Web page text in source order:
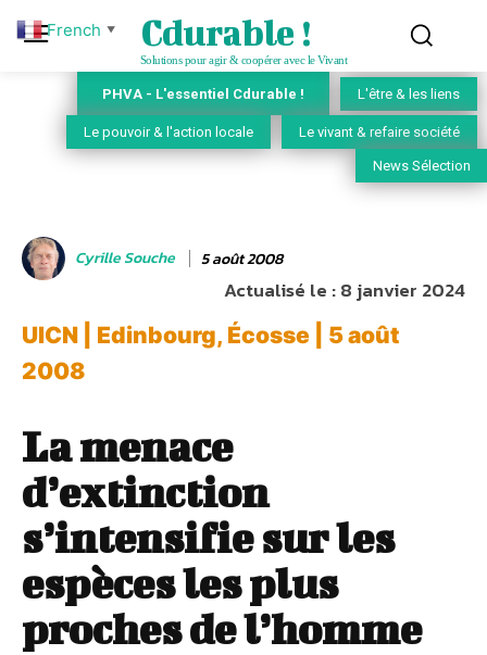
Cdurable !
Solutions pour agir & coopérer avec le Vivant
PHVA - L'essentiel Cdurable ! L'être & les liens
Le pouvoir & l'action locale Le vivant & refaire société
News Sélection
Cyrille Souche 5 août 2008
Actualisé le :8 janvier 2024
UICN | Edinbourg, Écosse | 5 août
2008
La menace
d’extinction
s’intensifie sur les
espèces les plus
proches de l’homme
French ▼